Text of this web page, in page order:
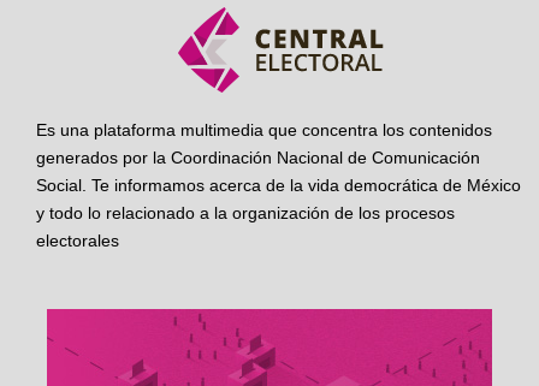
Es una plataforma multimedia que concentra los contenidos
generados por la Coordinación Nacional de Comunicación
Social. Te informamos acerca de la vida democrática de México
y todo lo relacionado a la organización de los procesos
electorales